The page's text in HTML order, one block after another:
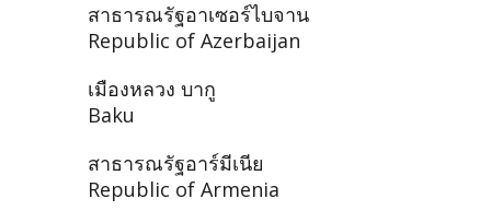
สาธารณรัฐอาเซอร์ไบจาน
Republic of Azerbaijan
เมืองหลวง บากู
Baku
สาธารณรัฐอาร์มีเนีย
Republic of Armenia